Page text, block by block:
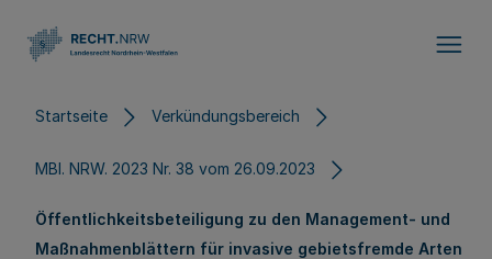
Startseite Verkündungsbereich
MBl. NRW. 2023 Nr. 38 vom 26.09.2023
Öffentlichkeitsbeteiligung zu den Management- und
Maßnahmenblättern für invasive gebietsfremde Arten